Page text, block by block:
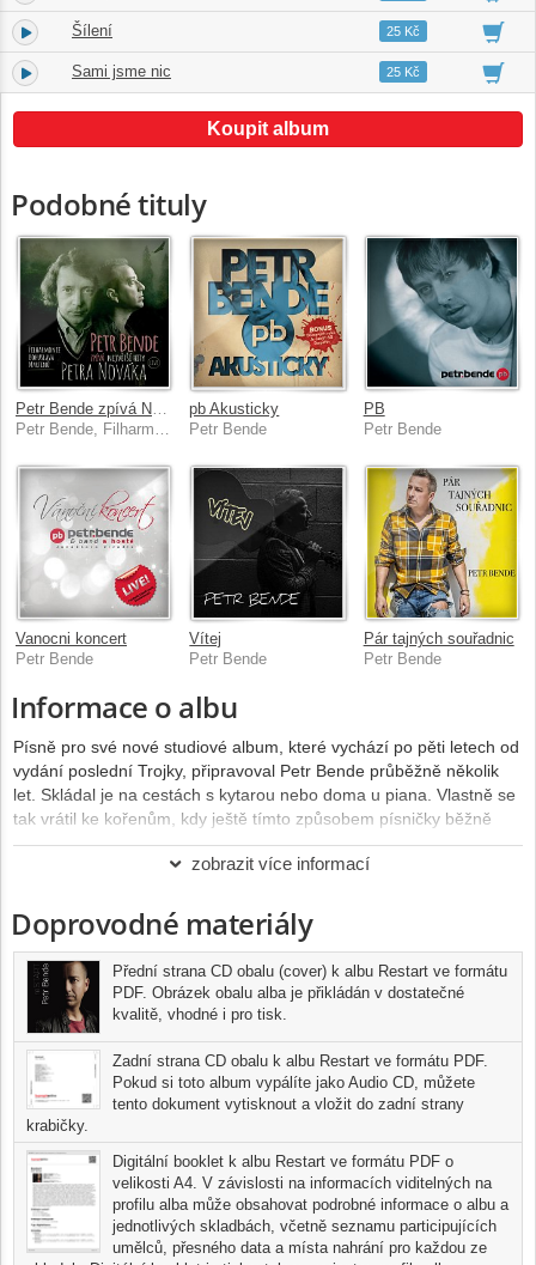
11. Šílení 03:2925 Kč
12. Sami jsme nic 03:2825 Kč
Koupit album
Podobné tituly
pb Akusticky
Petr Bende
PB
Petr Bende
Vanocni koncert
Petr Bende
Vítej
Petr Bende
Pár tajných souřadnic
Petr Bende
Informace o albu
Písně pro své nové studiové album, které vychází po pěti letech od
vydání poslední Trojky, připravoval Petr Bende průběžně několik
let. Skládal je na cestách s kytarou nebo doma u piana. Vlastně se
tak vrátil ke kořenům, kdy ještě tímto způsobem písničky běžně
vznikaly. Obnažené na dřeň melodie, které obstojí v střídmé
interpretaci jednoho nástroje a hlasu. Během doby tak vzniklo
S volbou pro finální zpracování mu pomohl producent alba Dalibor
Cidlinský Jr., v jehož studiu DC ve Frýdštejně jich nakonec nahráli
finálních dvanáct.
Ve studiu se pak sešla excelentní sestava hudebníků, kde mimo
doprovodné skupiny Petra Bendeho najdeme například kytaristu
Josefa Štěpánka, samotného producenta alba Dalibora Cidlinského
na klávesové nástroje, jeho bratra Jana Cidlinského na basu a
řadu dalších.
Ke dvěma písním si napsal texty sám Petr Bende, jedním mu
přispěl básník Tomáš Tajchner, ale většinu otextoval Tomáš
Roreček. Oba se spolu znají již delší dobu, a tak se jim podařilo
vytvořit přesvědčivou autorskou dvojici, kde Tomáš respektuje a
naplňuje Petrovy představy o tématech a samotných textech jeho
vlastních písní.
Když Petr Bende hledal pro své nové album ten správný název,
zobrazit více informací
Doprovodné materiály
Přední strana CD obalu (cover) k albu Restart ve formátu
PDF. Obrázek obalu alba je přikládán v dostatečné
kvalitě, vhodné i pro tisk.
Zadní strana CD obalu k albu Restart ve formátu PDF.
Pokud si toto album vypálíte jako Audio CD, můžete
tento dokument vytisknout a vložit do zadní strany
krabičky.
Digitální booklet k albu Restart ve formátu PDF o
velikosti A4. V závislosti na informacích viditelných na
profilu alba může obsahovat podrobné informace o albu a
jednotlivých skladbách, včetně seznamu participujících
umělců, přesného data a místa nahrání pro každou ze